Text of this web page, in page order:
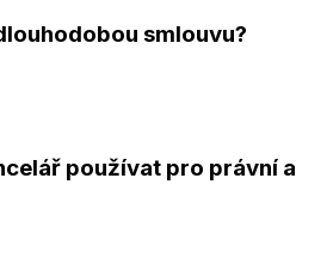
smlouvu?
používat pro právní a